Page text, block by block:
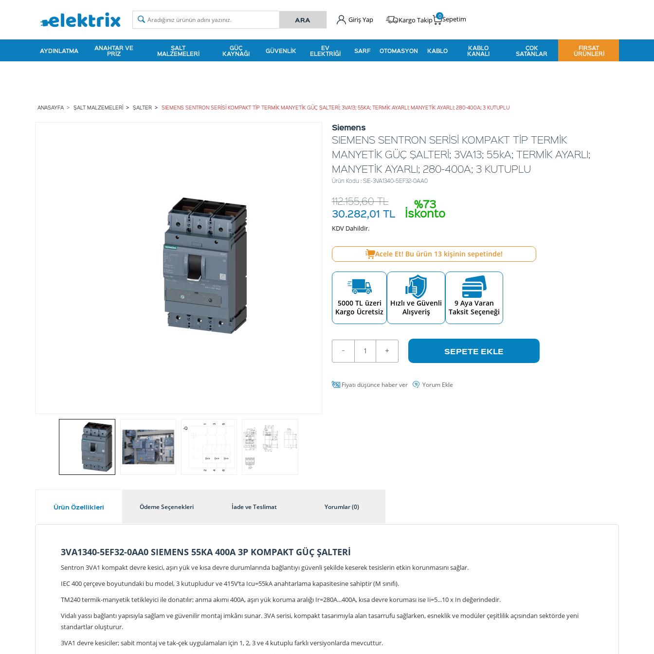
Giriş Yap Kargo Takip Sepetim
0
AYDINLATMA ANAHTAR VE
PRIZ
ŞALT
MALZEMELERI
GÜÇ
KAYNAĞI GÜVENLIK EV
ELEKTRIĞI SARF OTOMASYON KABLO KABLO
KANALI
ÇOK
SATANLAR
FIRSAT
ÜRÜNLERI
ANASAYFA ŞALT MALZEMELERI ŞALTER SIEMENS SENTRON SERİSİ KOMPAKT TİP TERMİK MANYETİK GÜÇ ŞALTERİ; 3VA13; 55KA; TERMİK AYARLI; MANYETİK AYARLI; 280-400A; 3 KUTUPLU
Siemens
SIEMENS SENTRON SERİSİ KOMPAKT TİP TERMİK
MANYETİK GÜÇ ŞALTERİ; 3VA13; 55kA; TERMİK AYARLI;
MANYETİK AYARLI; 280-400A; 3 KUTUPLU
Ürün Kodu : SIE-3VA1340-5EF32-0AA0
%73
İskonto
112.155,60TL
30.282,01 TL
KDV Dahildir.
Acele Et! Bu ürün 13kişinin sepetinde!
5000 TL üzeri
Kargo Ücretsiz
Hızlı ve Güvenli
Alışveriş
9 Aya Varan
Taksit Seçeneği
SEPETE EKLE
Fiyatı düşünce haber ver Yorum Ekle
Ürün Özellikleri Ödeme Seçenekleri İade ve Teslimat Yorumlar (0)
3VA1340-5EF32-0AA0 SIEMENS 55KA 400A 3P KOMPAKT GÜÇ ŞALTERİ
Sentron 3VA1 kompakt devre kesici, aşırı yük ve kısa devre durumlarında bağlantıyı güvenli şekilde keserek tesislerin etkin korunmasını sağlar.
IEC 400 çerçeve boyutundaki bu model, 3 kutupludur ve 415V’ta Icu=55kA anahtarlama kapasitesine sahiptir (M sınıfı).
TM240 termik-manyetik tetikleyici ile donatılır; anma akımı 400A, aşırı yük koruma aralığı Ir=280A...400A, kısa devre koruması ise Ii=5...10 x In değerindedir.
Vidalı yassı bağlantı yapısıyla sağlam ve güvenilir montaj imkânı sunar. 3VA serisi, kompakt tasarımıyla alan tasarrufu sağlarken, esneklik ve modüler çeşitlilik açısından sektörde yeni
standartlar oluşturur.
3VA1 devre kesiciler; sabit montaj ve tak-çek uygulamaları için 1, 2, 3 ve 4 kutuplu farklı versiyonlarda mevcuttur.